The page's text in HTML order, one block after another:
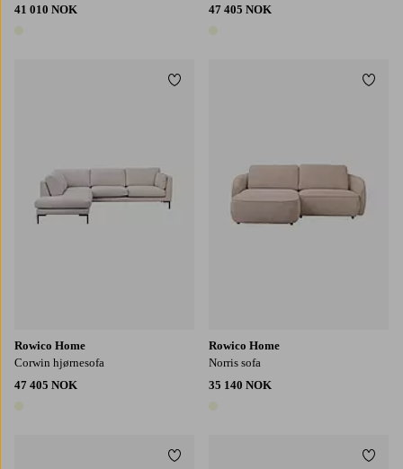
41 010 NOK
47 405 NOK
Rowico Home
Corwin hjørnesofa
47 405 NOK
Legg til favoritter
Rowico Home
Norris sofa
35 140 NOK
Legg til favoritter